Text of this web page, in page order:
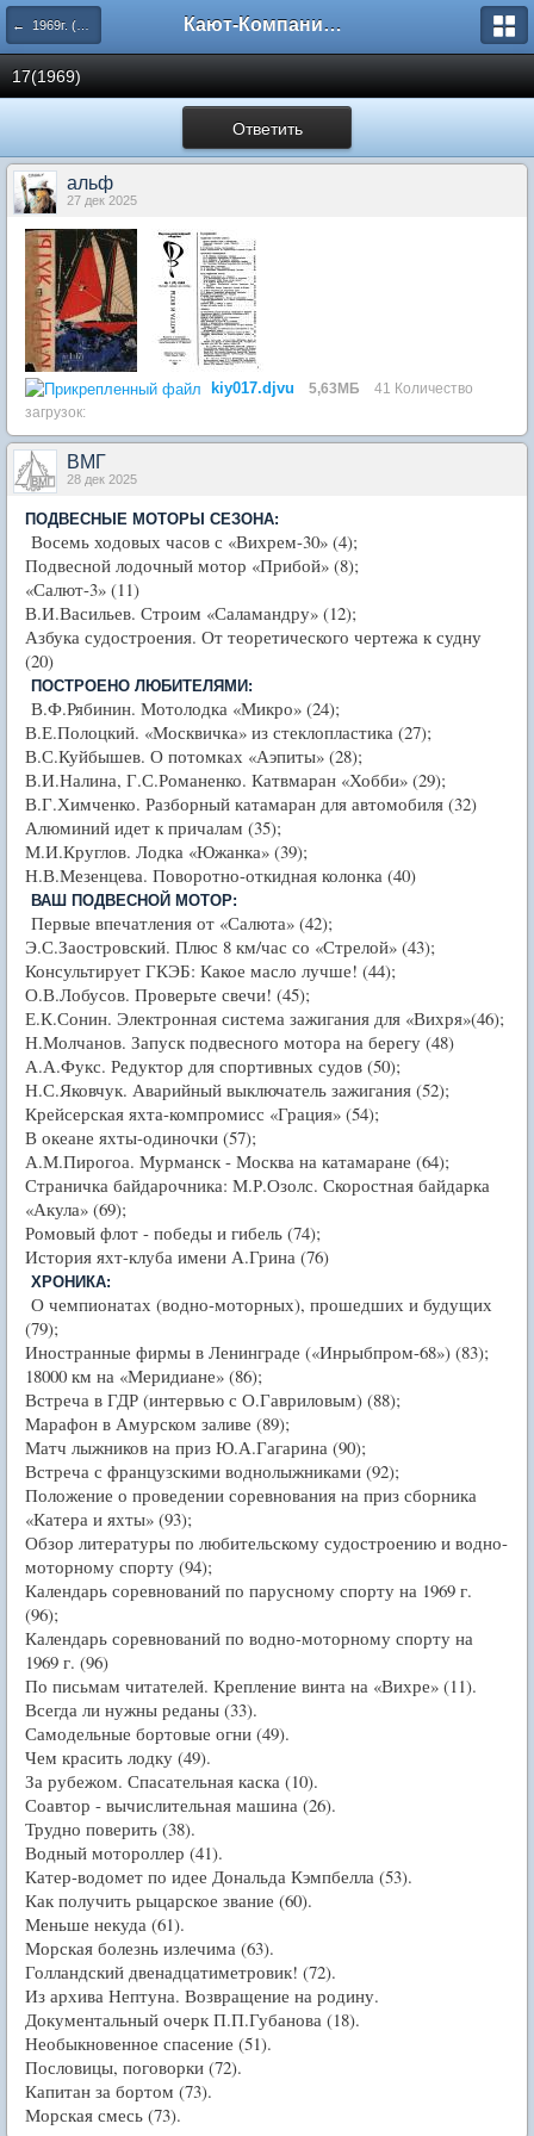
← 1969г. (17-22 номера) Кают-Компания "Катера и Яхты"
17(1969)
Ответить
альф
27 дек 2025
kiy017.djvu 5,63МБ
41 Количество
загрузок:
BМГ
28 дек 2025
ПОДВЕСНЫЕ МОТОРЫ СЕЗОНА:
Восемь ходовых часов с «Вихрем-30» (4);
Подвесной лодочный мотор «Прибой» (8);
«Салют-3» (11)
В.И.Васильев. Строим «Саламандру» (12);
Азбука судостроения. От теоретического чертежа к судну
(20)
ПОСТРОЕНО ЛЮБИТЕЛЯМИ:
В.Ф.Рябинин. Мотолодка «Микро» (24);
В.Е.Полоцкий. «Москвичка» из стеклопластика (27);
В.С.Куйбышев. О потомках «Аэпиты» (28);
В.И.Налина, Г.С.Романенко. Катвмаран «Хобби» (29);
В.Г.Химченко. Разборный катамаран для автомобиля (32)
Алюминий идет к причалам (35);
М.И.Круглов. Лодка «Южанка» (39);
Н.В.Мезенцева. Поворотно-откидная колонка (40)
ВАШ ПОДВЕСНОЙ МОТОР:
Первые впечатления от «Салюта» (42);
Э.С.Заостровский. Плюс 8 км/час со «Стрелой» (43);
Консультирует ГКЭБ: Какое масло лучше! (44);
О.В.Лобусов. Проверьте свечи! (45);
Е.К.Сонин. Электронная система зажигания для «Вихря»(46);
Н.Молчанов. Запуск подвесного мотора на берегу (48)
А.А.Фукс. Редуктор для спортивных судов (50);
Н.С.Яковчук. Аварийный выключатель зажигания (52);
Крейсерская яхта-компромисс «Грация» (54);
В океане яхты-одиночки (57);
А.М.Пирогоа. Мурманск - Москва на катамаране (64);
Страничка байдарочника: М.Р.Озолс. Скоростная байдарка
«Акула» (69);
Ромовый флот - победы и гибель (74);
История яхт-клуба имени А.Грина (76)
ХРОНИКА:
О чемпионатах (водно-моторных), прошедших и будущих
(79);
Иностранные фирмы в Ленинграде («Инрыбпром-68») (83);
18000 км на «Меридиане» (86);
Встреча в ГДР (интервью с О.Гавриловым) (88);
Марафон в Амурском заливе (89);
Матч лыжников на приз Ю.А.Гагарина (90);
Встреча с французскими воднолыжниками (92);
Положение о проведении соревнования на приз сборника
«Катера и яхты» (93);
Обзор литературы по любительскому судостроению и водно-
моторному спорту (94);
Календарь соревнований по парусному спорту на 1969 г.
(96);
Календарь соревнований по водно-моторному спорту на
1969 г. (96)
По письмам читателей. Крепление винта на «Вихре» (11).
Всегда ли нужны реданы (33).
Самодельные бортовые огни (49).
Чем красить лодку (49).
За рубежом. Спасательная каска (10).
Соавтор - вычислительная машина (26).
Трудно поверить (38).
Водный мотороллер (41).
Катер-водомет по идее Дональда Кэмпбелла (53).
Как получить рыцарское звание (60).
Меньше некуда (61).
Морская болезнь излечима (63).
Голландский двенадцатиметровик! (72).
Из архива Нептуна. Возвращение на родину.
Документальный очерк П.П.Губанова (18).
Необыкновенное спасение (51).
Пословицы, поговорки (72).
Капитан за бортом (73).
Морская смесь (73).